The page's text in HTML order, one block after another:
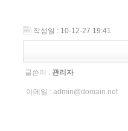
작성일 : 10-12-27 19:41
글쓴이 : 관리자
이메일 : admin@domain.net